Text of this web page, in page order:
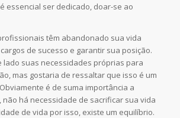
essencial ser dedicado, doar-se ao
têm abandonado sua vida
de sucesso e garantir sua posição.
lado suas necessidades próprias para
mas gostaria de ressaltar que isso é um
é de suma importância a
não há necessidade de sacrificar sua vida
de vida por isso, existe um equilíbrio.